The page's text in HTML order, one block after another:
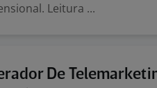
Leitura ...
De